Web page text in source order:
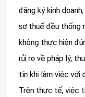
đăng ký kinh
sơ thuế đều thống
không thực hiện
rủi ro về pháp lý,
tín khi làm việc với
Trên thực tế, việc